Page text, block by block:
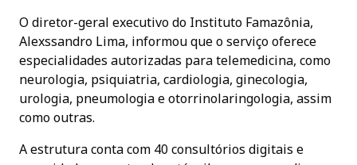
O diretor-geral executivo do Instituto Famazônia,
Alexssandro Lima, informou que o serviço oferece
especialidades autorizadas para telemedicina, como
neurologia, psiquiatria, cardiologia, ginecologia,
urologia, pneumologia e otorrinolaringologia, assim
como outras.
A estrutura conta com 40 consultórios digitais e